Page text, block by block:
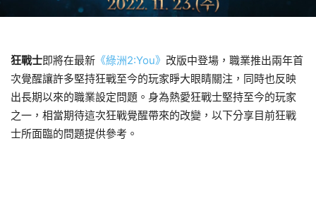
狂戰士即將在最新 《綠洲2:You》 改版中登場，職業推出兩年首
次覺醒讓許多堅持狂戰至今的玩家睜大眼睛關注，同時也反映
出長期以來的職業設定問題。身為熱愛狂戰士堅持至今的玩家
之一，相當期待這次狂戰覺醒帶來的改變，以下分享目前狂戰
士所面臨的問題提供參考。